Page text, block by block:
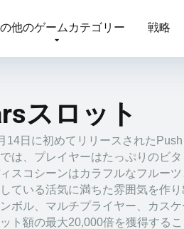
他のゲームカテゴリー 戦略
スロット
14日に初めてリリースされた
は、プレイヤーはたっぷりのビ
スコシーンはカラフルなフルー
ている活気に満ちた雰囲気を作
ボル、マルチプライヤー、カス
ト額の最大20,000倍を獲得するこ